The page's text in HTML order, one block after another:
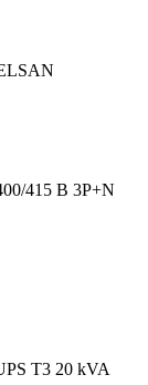
415 В 3P+N
T3 20 kVA